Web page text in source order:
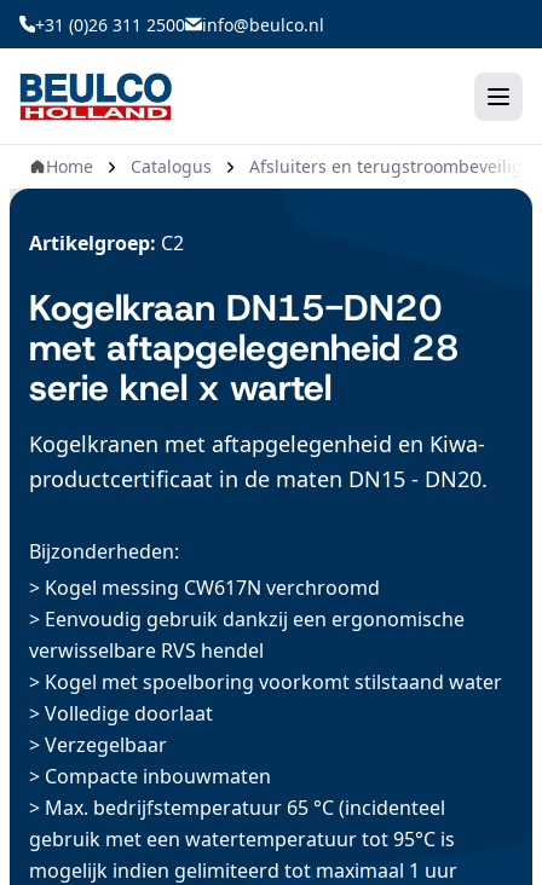
Ga
naar
de
inhoud
+31 (0)26 311 2500 info@beulco.nl
Home Catalogus Afsluiters en
Artikelgroep: C2
Kogelkraan DN15-DN20
met aftapgelegenheid 28
serie knel x wartel
Kogelkranen met aftapgelegenheid en Kiwa-
productcertificaat in de maten DN15 - DN20.
Bijzonderheden:
> Kogel messing CW617N verchroomd
> Eenvoudig gebruik dankzij een ergonomische
verwisselbare RVS hendel
> Kogel met spoelboring voorkomt stilstaand water
> Volledige doorlaat
> Verzegelbaar
> Compacte inbouwmaten
> Max. bedrijfstemperatuur 65 °C (incidenteel
gebruik met een watertemperatuur tot 95°C is
mogelijk indien gelimiteerd tot maximaal 1 uur